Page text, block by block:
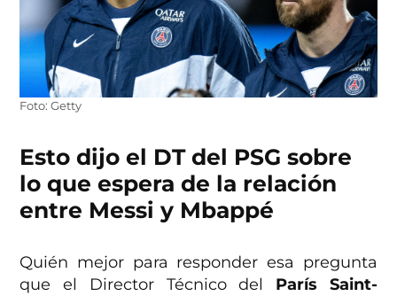
Foto: Getty
Esto dijo el DT del PSG sobre
lo que espera de la relación
entre Messi y Mbappé
Quién mejor para responder esa pregunta
que el Director Técnico del París Saint-